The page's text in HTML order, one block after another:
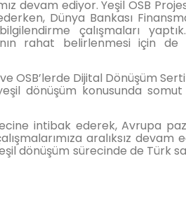
devam ediyor. Yeşil OSB
Dünya Bankası
çalışmaları
rahat belirlenmesi için de
OSB’lerde Dijital Dönüşüm
dönüşüm konusunda somut
intibak ederek, Avrupa
aralıksız devam
dönüşüm sürecinde de Türk